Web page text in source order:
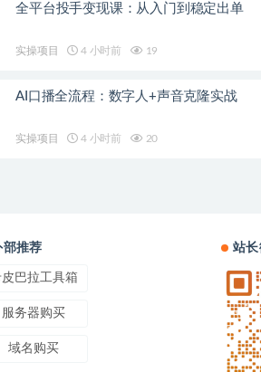
全平台投手变现课：从入门到稳定出单
实操项目 4 小时前 19
AI口播全流程：数字人+声音克隆实战
实操项目 4 小时前 20
部推荐
巴拉工具箱
服务器购买
域名购买
站